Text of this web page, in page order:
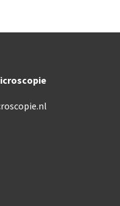
1880)
1880)
1880)